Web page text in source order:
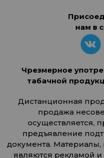
нам в
Чрезмерное
табачной
Дистанционная
продажа
осуществляется,
предъявление
документа.
являются рекламой